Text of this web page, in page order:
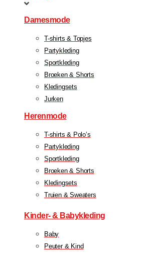
Damesmode
T-shirts & Topjes
Partykleding
Sportkleding
Broeken & Shorts
Kledingsets
Jurken
Herenmode
T-shirts & Polo’s
Partykleding
Sportkleding
Broeken & Shorts
Kledingsets
Truien & Sweaters
Kinder- & Babykleding
Baby
Peuter & Kind